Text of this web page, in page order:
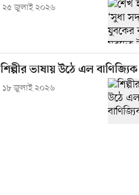
২৫ জুলাই ২০২৬
শিল্পীর ভাষায় উঠে এল
১৮ জুলাই ২০২৬